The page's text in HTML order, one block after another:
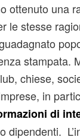
ottenuto una
le stesse
stampata.
chiese,
in
di
dipendenti.